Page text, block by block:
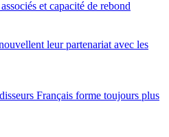
et capacité de rebond
leur partenariat avec les
Français forme toujours plus